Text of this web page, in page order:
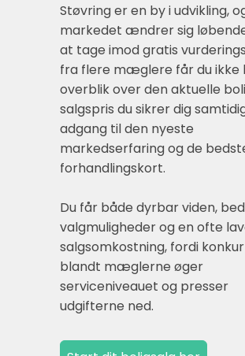
Støvring er en by i udvikling,
markedet ændrer sig
at tage imod gratis
fra flere mæglere får du ikke
overblik over den aktuelle
salgspris du sikrer dig
adgang til den nyeste
markedserfaring og de
forhandlingskort.
Du får både dyrbar viden,
valgmuligheder og en ofte
salgsomkostning, fordi
blandt mæglerne øger
serviceniveauet og presser
udgifterne ned.